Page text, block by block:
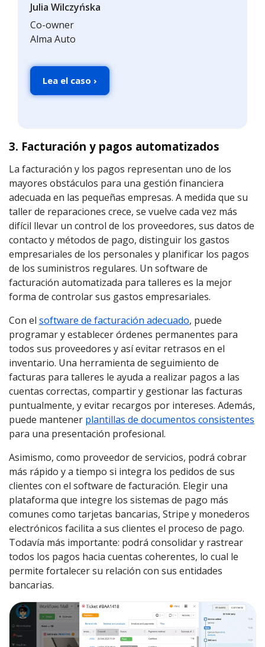
Julia Wilczyńska
Co-owner
Alma Auto
Lea el caso ›
3. Facturación y pagos automatizados
La facturación y los pagos representan uno de los
mayores obstáculos para una gestión financiera
adecuada en las pequeñas empresas. A medida que su
taller de reparaciones crece, se vuelve cada vez más
difícil llevar un control de los proveedores, sus datos de
contacto y métodos de pago, distinguir los gastos
empresariales de los personales y planificar los pagos
de los suministros regulares. Un software de
facturación automatizada para talleres es la mejor
forma de controlar sus gastos empresariales.
Con el software de facturación adecuado, puede
programar y establecer órdenes permanentes para
todos sus proveedores y así evitar retrasos en el
inventario. Una herramienta de seguimiento de
facturas para talleres le ayuda a realizar pagos a las
cuentas correctas, compartir y gestionar las facturas
puntualmente, y evitar recargos por intereses. Además,
puede mantener plantillas de documentos consistentes
para una presentación profesional.
Asimismo, como proveedor de servicios, podrá cobrar
más rápido y a tiempo si integra los pedidos de sus
clientes con el software de facturación. Elegir una
plataforma que integre los sistemas de pago más
comunes como tarjetas bancarias, Stripe y monederos
electrónicos facilita a sus clientes el proceso de pago.
Todavía más importante: podrá consolidar y rastrear
todos los pagos hacia cuentas coherentes, lo cual le
permite fortalecer su relación con sus entidades
bancarias.